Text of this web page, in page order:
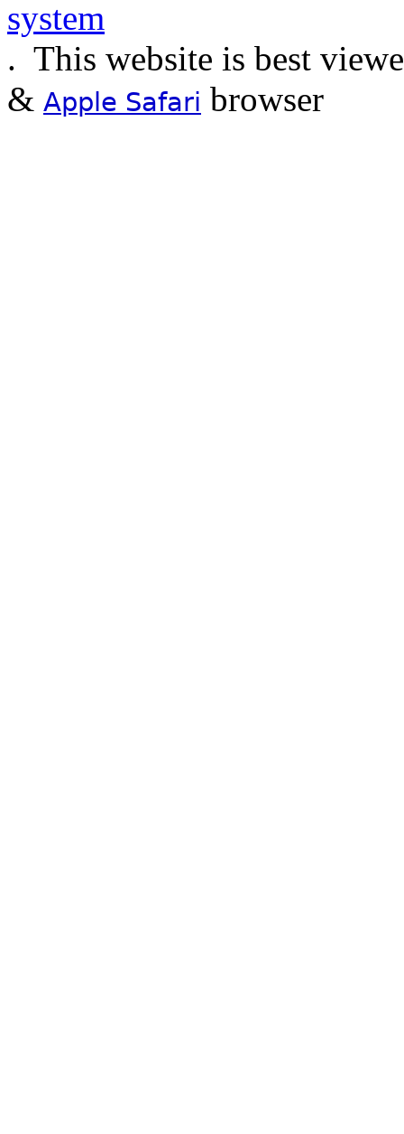
. This website is best
& Apple Safari browser